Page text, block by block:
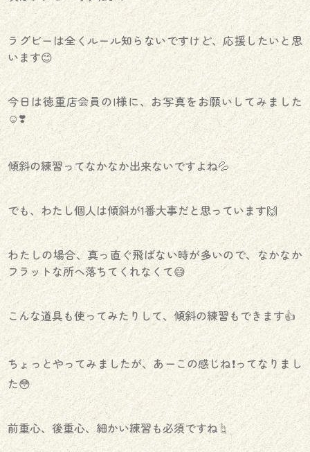
ラグビーは全くルール知らないですけど、応援したいと思
います😊
今日は徳重店会員のI様に、お写真をお願いしてみました
☺️❣️
傾斜の練習ってなかなか出来ないですよね💦
でも、わたし個人は傾斜が1番大事だと思っています🙌
わたしの場合、真っ直ぐ飛ばない時が多いので、なかなか
フラットな所へ落ちてくれなくて😅
こんな道具も使ってみたりして、傾斜の練習もできます👍
ちょっとやってみましたが、あーこの感じね❗️ってなりまし
た😳
前重心、後重心、細かい練習も必須ですね☝️